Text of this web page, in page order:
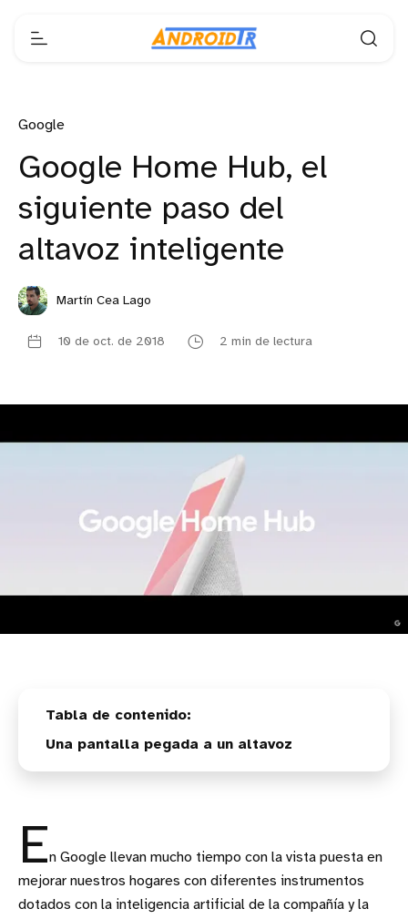
Google
Google Home Hub, el
siguiente paso del
altavoz inteligente
Martín Cea Lago
10 de oct. de 2018 2 min de lectura
Una pantalla pegada a un altavoz
En Google llevan mucho tiempo con la vista puesta en
mejorar nuestros hogares con diferentes instrumentos
dotados con la inteligencia artificial de la compañía y la